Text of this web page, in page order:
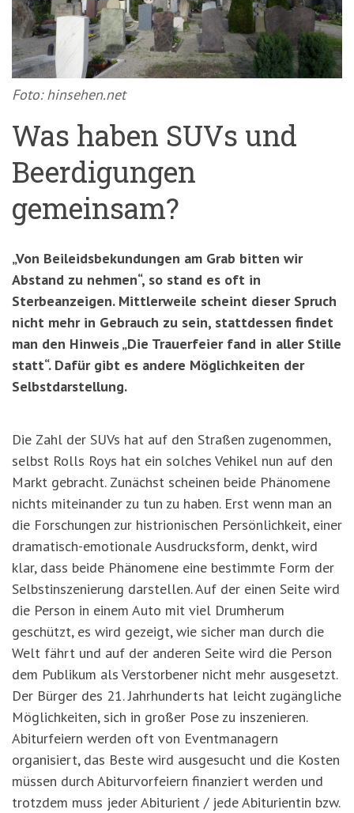
springen
(Accesskey
'2')
Foto: hinsehen.net
Was haben SUVs und
Beerdigungen
gemeinsam?
„Von Beileidsbekundungen am Grab bitten wir
Abstand zu nehmen“, so stand es oft in
Sterbeanzeigen. Mittlerweile scheint dieser Spruch
nicht mehr in Gebrauch zu sein, stattdessen findet
man den Hinweis „Die Trauerfeier fand in aller Stille
statt“. Dafür gibt es andere Möglichkeiten der
Selbstdarstellung.
Die Zahl der SUVs hat auf den Straßen zugenommen,
selbst Rolls Roys hat ein solches Vehikel nun auf den
Markt gebracht. Zunächst scheinen beide Phänomene
nichts miteinander zu tun zu haben. Erst wenn man an
die Forschungen zur histrionischen Persönlichkeit, einer
dramatisch-emotionale Ausdrucksform, denkt, wird
klar, dass beide Phänomene eine bestimmte Form der
Selbstinszenierung darstellen. Auf der einen Seite wird
die Person in einem Auto mit viel Drumherum
geschützt, es wird gezeigt, wie sicher man durch die
Welt fährt und auf der anderen Seite wird die Person
dem Publikum als Verstorbener nicht mehr ausgesetzt.
Der Bürger des 21. Jahrhunderts hat leicht zugängliche
Möglichkeiten, sich in großer Pose zu inszenieren.
Abiturfeiern werden oft von Eventmanagern
organisiert, das Beste wird ausgesucht und die Kosten
müssen durch Abiturvorfeiern finanziert werden und
trotzdem muss jeder Abiturient / jede Abiturientin bzw.